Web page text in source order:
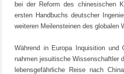
bei der Reform des chinesischen
ersten Handbuchs deutscher
weiteren Meilensteinen des globalen
Während in Europa Inquisition und
nahmen jesuitische Wissenschaftler
lebensgefährliche Reise nach